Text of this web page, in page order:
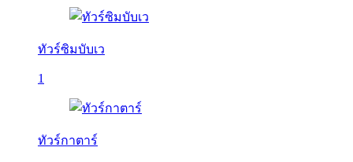
ทัวร์ซิมบับเว
1
ทัวร์กาตาร์